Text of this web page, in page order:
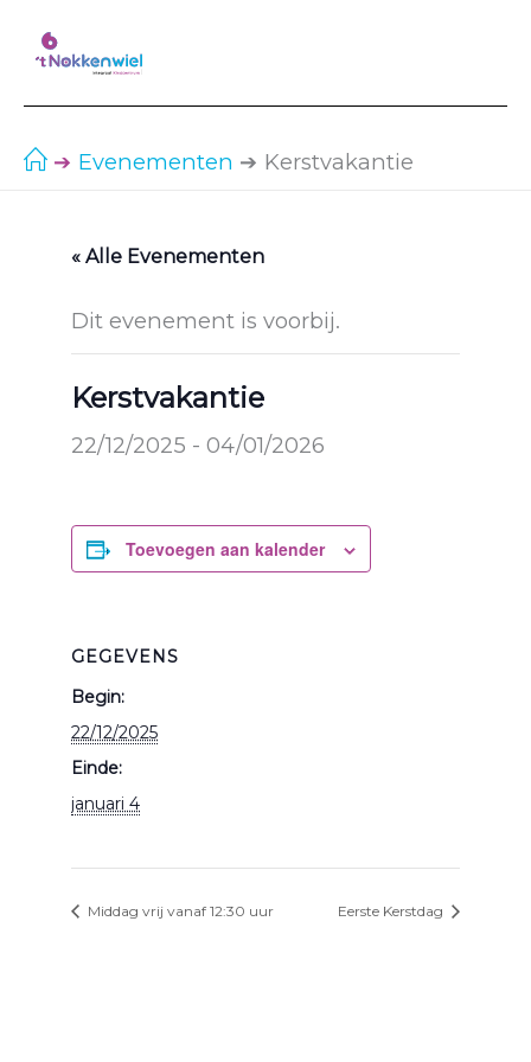
naar
Evenementen
Kerstvakantie
« Alle Evenementen
Dit evenement is voorbij.
Kerstvakantie
22/12/2025 - 04/01/2026
Toevoegen aan kalender
GEGEVENS
Begin:
22/12/2025
Einde:
januari 4
Middag vrij vanaf 12:30 uur Eerste Kerstdag